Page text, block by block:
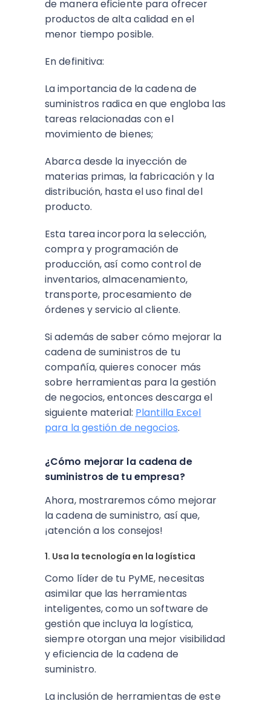
de manera eficiente para ofrecer
productos de alta calidad en el
menor tiempo posible.
En definitiva:
La importancia de la cadena de
suministros radica en que engloba las
tareas relacionadas con el
movimiento de bienes;
Abarca desde la inyección de
materias primas, la fabricación y la
distribución, hasta el uso final del
producto.
Esta tarea incorpora la selección,
compra y programación de
producción, así como control de
inventarios, almacenamiento,
transporte, procesamiento de
órdenes y servicio al cliente.
Si además de saber cómo mejorar la
cadena de suministros de tu
compañía, quieres conocer más
sobre herramientas para la gestión
de negocios, entonces descarga el
siguiente material: Plantilla Excel
para la gestión de negocios.
¿Cómo mejorar la cadena de
suministros de tu empresa?
Ahora, mostraremos cómo mejorar
la cadena de suministro, así que,
¡atención a los consejos!
1. Usa la tecnología en la logística
Como líder de tu PyME, necesitas
asimilar que las herramientas
inteligentes, como un software de
gestión que incluya la logística,
siempre otorgan una mejor visibilidad
y eficiencia de la cadena de
suministro.
La inclusión de herramientas de este